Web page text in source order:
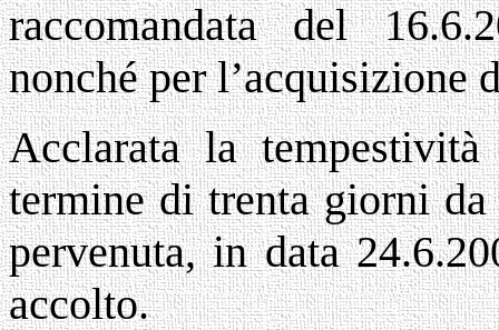
raccomandata del
nonché per l’acquisizione
Acclarata la
termine di trenta giorni
pervenuta, in data
accolto.